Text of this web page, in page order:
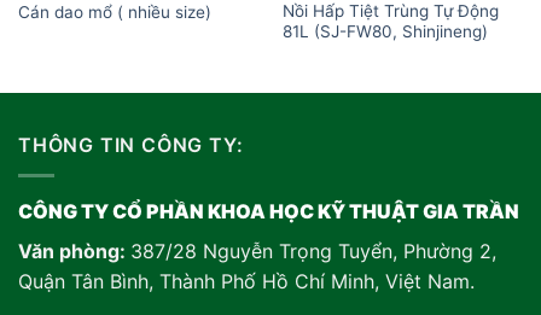
Cán dao mổ ( nhiều size)
Nồi Hấp Tiệt Trùng Tự Động
81L (SJ-FW80, Shinjineng)
THÔNG TIN CÔNG TY:
CÔNG TY CỔ PHẦN KHOA HỌC KỸ THUẬT GIA TRẦN
Văn phòng: 387/28 Nguyễn Trọng Tuyển, Phường 2,
Quận Tân Bình, Thành Phố Hồ Chí Minh, Việt Nam.